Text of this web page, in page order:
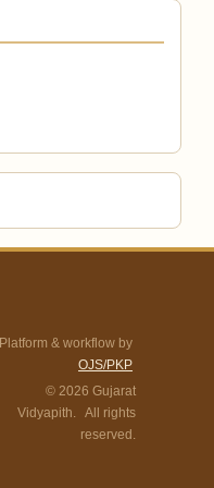
Platform & workflow by
OJS/PKP
© 2026 Gujarat
Vidyapith. All rights
reserved.